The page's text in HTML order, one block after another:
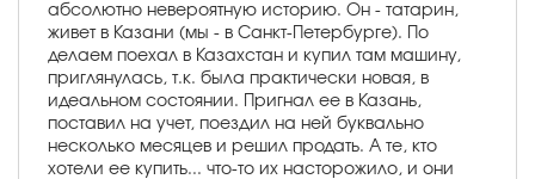
абсолютно невероятную историю. Он - татарин,
живет в Казани (мы - в Санкт-Петербурге). По
делаем поехал в Казахстан и купил там машину,
приглянулась, т.к. была практически новая, в
идеальном состоянии. Пригнал ее в Казань,
поставил на учет, поездил на ней буквально
несколько месяцев и решил продать. А те, кто
хотели ее купить... что-то их насторожило, и они